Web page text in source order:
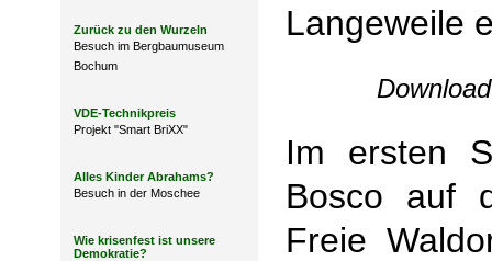
Zurück zu den Wurzeln
Besuch im Bergbaumuseum
Bochum
VDE-Technikpreis
Projekt "Smart BriXX"
Alles Kinder Abrahams?
Besuch in der Moschee
Wie krisenfest ist unsere
Demokratie?
Langeweile
Im ersten
Bosco auf
Freie